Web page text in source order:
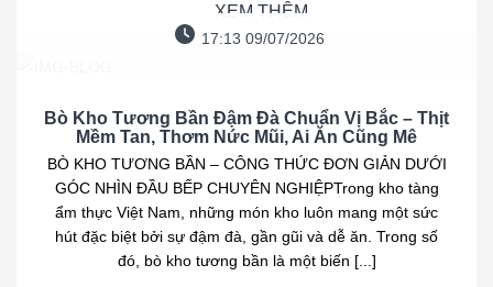
XEM THÊM
17:13 09/07/2026
Bò Kho Tương Bần Đậm Đà Chuẩn Vị Bắc – Thịt
Mềm Tan, Thơm Nức Mũi, Ai Ăn Cũng Mê
BÒ KHO TƯƠNG BẦN – CÔNG THỨC ĐƠN GIẢN DƯỚI
GÓC NHÌN ĐẦU BẾP CHUYÊN NGHIỆPTrong kho tàng
ẩm thực Việt Nam, những món kho luôn mang một sức
hút đặc biệt bởi sự đậm đà, gần gũi và dễ ăn. Trong số
đó, bò kho tương bần là một biến [...]